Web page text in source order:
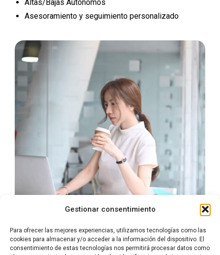
Gestionar consentimiento
Para ofrecer las mejores experiencias, utilizamos tecnologías como las
cookies para almacenar y/o acceder a la información del dispositivo. El
consentimiento de estas tecnologías nos permitirá procesar datos como
Altas/Bajas Autónomos
Asesoramiento y seguimiento personalizado